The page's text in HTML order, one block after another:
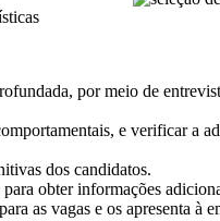
por meio de
e verificar a
dos candidatos.
obter informações
as vagas e os apresenta à